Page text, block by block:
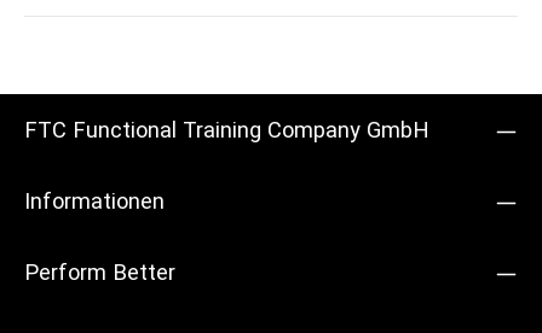
FTC Functional Training Company GmbH
Informationen
Perform Better